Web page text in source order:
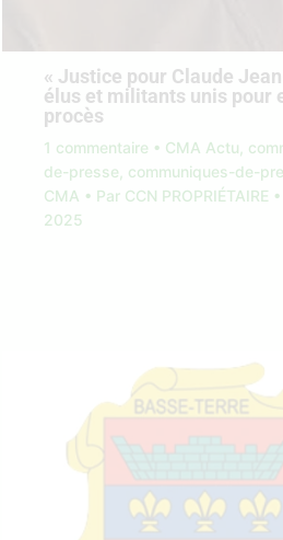
« Justice pour Claude
élus et militants unis pour
procès
1 commentaire • CMA Actu
de-presse communiques-de-
CMA • Par CCN PROPRIÉTAIRE •
2025